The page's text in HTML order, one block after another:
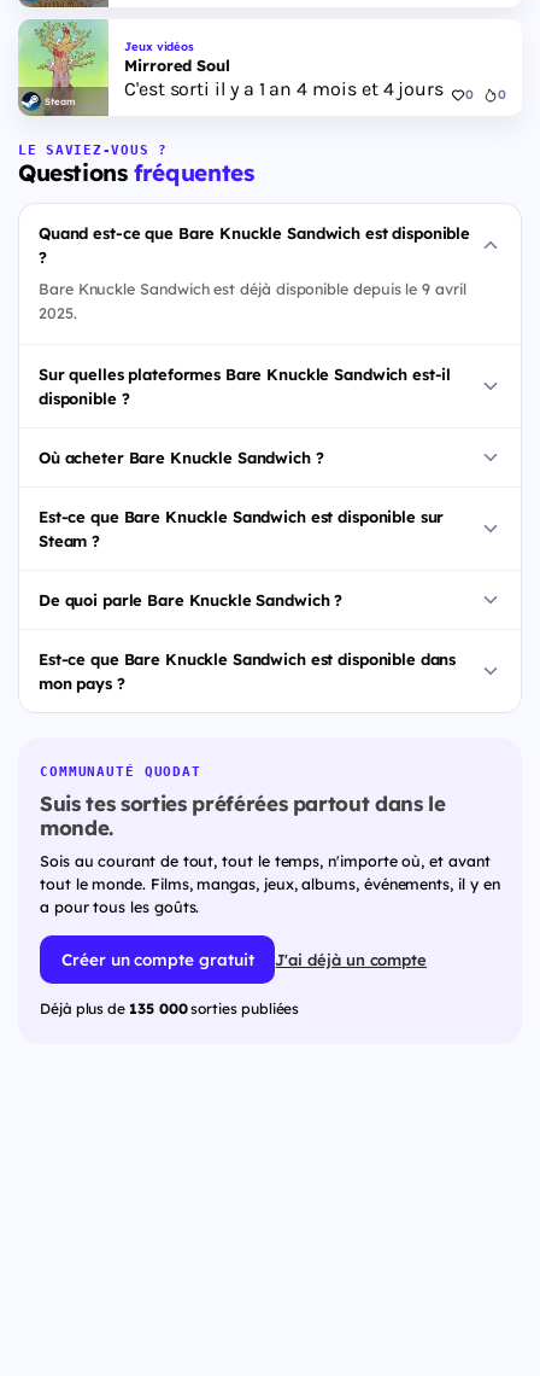
Steam
Jeux vidéos
Mirrored Soul
C'est sorti il y a 1 an 4 mois et 4 jours 0 0
LE SAVIEZ-VOUS ?
Questionsfréquentes
Quand est-ce que Bare Knuckle Sandwich est disponible
?
Bare Knuckle Sandwich est déjà disponible depuis le 9 avril
2025.
Sur quelles plateformes Bare Knuckle Sandwich est-il
disponible ?
Où acheter Bare Knuckle Sandwich ?
Est-ce que Bare Knuckle Sandwich est disponible sur
Steam ?
De quoi parle Bare Knuckle Sandwich ?
Est-ce que Bare Knuckle Sandwich est disponible dans
mon pays ?
COMMUNAUTÉ QUODAT
Suis tes sorties préférées partout dans le
monde.
Sois au courant de tout, tout le temps, n'importe où, et avant
tout le monde. Films, mangas, jeux, albums, événements, il y en
a pour tous les goûts.
Créer un compte gratuit J'ai déjà un compte
Déjà plus de 135 000sorties publiées